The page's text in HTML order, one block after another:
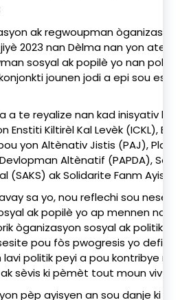
ak regwoupman
2023 nan Dèlma nan yon
sosyal ak popilè yo nan
jounen jodi a epi sou
a te reyalize nan kad inisyativ ki
Enstiti Kiltirèl Kal Levèk (ICKL),
yon Altènativ Jistis (PAJ),
Altènatif (PAPDA),
(SAKS) ak Solidarite Fanm
sa yo, nou reflechi sou
ak popilè yo ap mennen nan
òganizasyon sosyal ak politik
pou fòs pwogresis yo
politik peyi a pou kontribye
sèvis ki pèmèt tout moun viv
pèp ayisyen an sou danje ki